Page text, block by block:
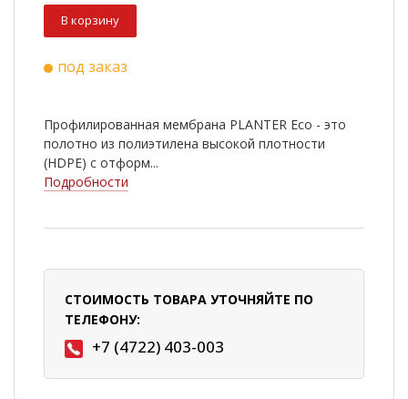
В корзину
под заказ
Профилированная мембрана PLANTER Eco - это
полотно из полиэтилена высокой плотности
(НDPE) с отформ...
Подробности
СТОИМОСТЬ ТОВАРА УТОЧНЯЙТЕ ПО
ТЕЛЕФОНУ:
+7 (4722) 403-003